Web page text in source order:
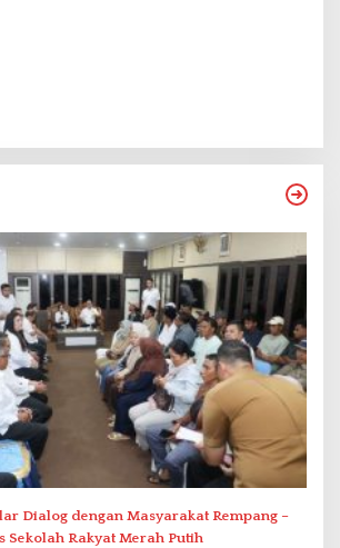
Dialog dengan Masyarakat Rempang –
Sekolah Rakyat Merah Putih